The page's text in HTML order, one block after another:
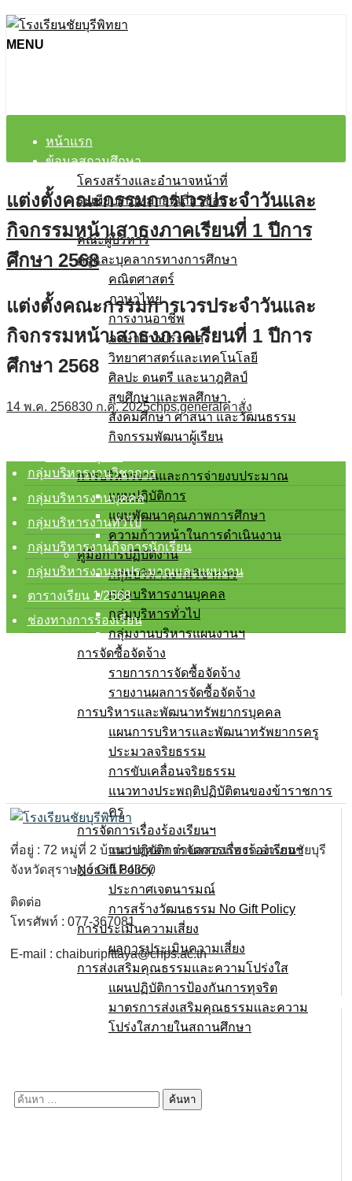
MENU
หน้าแรก
ข้อมูลสถานศึกษา
โครงสร้างและอำนาจหน้าที่
ระเบียบ/กฎหมายที่เกี่ยวข้อง
บุคลากร
คณะผู้บริหาร
ครูและบุคลากรทางการศึกษา
คณิตศาสตร์
ภาษาไทย
การงานอาชีพ
ภาษาต่างประเทศ
วิทยาศาสตร์และเทคโนโลยี
ศิลปะ ดนตรี และนาฎศิลป์
สุขศึกษาและพลศึกษา
สังคมศึกษา ศาสนา และวัฒนธรรม
กิจกรรมพัฒนาผู้เรียน
การบริหารงานและการจ่ายงบประมาณ
แผนปฏิบัติการ
แผนพัฒนาคุณภาพการศึกษา
ความก้าวหน้าในการดำเนินงาน
คู่มือการปฏิบัติงาน
กลุ่มบริหารงานวิชาการ
กลุ่มบริหารงานบุคคล
กลุ่มบริหารทั่วไป
กลุ่มงานบริหารแผนงานฯ
การจัดซื้อจัดจ้าง
รายการการจัดซื้อจัดจ้าง
รายงานผลการจัดซื้อจัดจ้าง
การบริหารและพัฒนาทรัพยากรบุคคล
แผนการบริหารและพัฒนาทรัพยากรครู
ประมวลจริยธรรม
การขับเคลื่อนจริยธรรม
แนวทางประพฤติปฏิบัติตนของข้าราชการ
ครู
การจัดการเรื่องร้องเรียนฯ
แนวปฏิบัติการจัดการเรื่องร้องเรียนฯ
No Gift Policy
ประกาศเจตนารมณ์
การสร้างวัฒนธรรม No Gift Policy
การประเมินความเสี่ยง
ผลการประเมินความเสี่ยง
การส่งเสริมคุณธรรมและความโปร่งใส
แผนปฏิบัติการป้องกันการทุจริต
มาตรการส่งเสริมคุณธรรมเเละความ
โปร่งใสภายในสถานศึกษา
ค้นหา
แต่งตั้งคณะกรรมการเวรประจำวันและ
กิจกรรมหน้าเสาธงภาคเรียนที่ 1 ปีการ
ศึกษา 2568
แต่งตั้งคณะกรรมการเวรประจำวันและ
กิจกรรมหน้าเสาธงภาคเรียนที่ 1 ปีการ
ศึกษา 2568
14 พ.ค. 256830 ก.ค. 2025chps.generalคำสั่ง
กลุ่มบริหารงานวิชาการ
กลุ่มบริหารงานบุคคล
กลุ่มบริหารงานทั่วไป
กลุ่มบริหารงานกิจการนักเรียน
กลุ่มบริหารงานงบประมาณและแผนงาน
ตารางเรียน 1/2568
ช่องทางการร้องเรียน
ที่อยู่ : 72 หมู่ที่ 2 บ้านปากศอก ตำบลสองแพรก อำเภอชัยบุรี
จังหวัดสุราษฎร์ธานี 84350
ติดต่อ
โทรศัพท์ : 077-367081
E-mail : chaiburipittaya@chps.ac.th